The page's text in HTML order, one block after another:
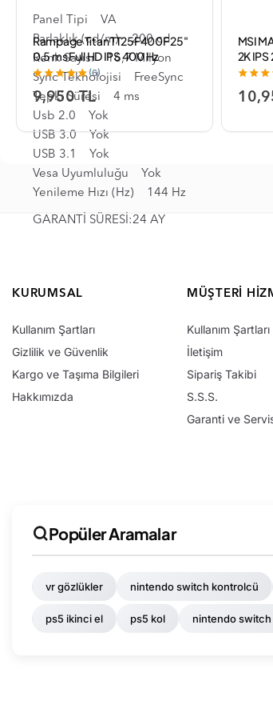
Panel Tipi VA
Parlaklık (cd/m) 200 cd
Renk Sayısı 16,7 Milyon
Sync Teknolojisi FreeSync
Tepki Süresi 4 ms
Usb 2.0 Yok
USB 3.0 Yok
USB 3.1 Yok
Vesa Uyumluluğu Yok
Yenileme Hızı (Hz) 144 Hz
GARANTİ SÜRESİ:24 AY
Rampage Titan TT25F400F 25"
0.5 ms Full HD IPS 400 Hz
Oyuncu Monitörü
(6)
9,950 TL
MSI
2K
KURUMSAL
Kullanım Şartları
Gizlilik ve Güvenlik
Kargo ve Taşıma Bilgileri
Hakkımızda
MÜŞTERI
Kullanım Şartları
İletişim
Sipariş Takibi
S.S.S.
Garanti ve
Popüler Aramalar
vr gözlükler nintendo switch kontrolcü
ps5 ikinci el ps5 kol nintendo